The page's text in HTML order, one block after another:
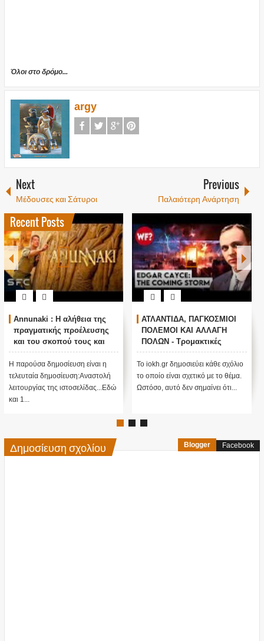
Όλοι στο δρόμο...
argy
Next
Μέδουσες και Σάτυροι
Previous
Παλαιότερη Ανάρτηση
Recent Posts
Annunaki : Η αλήθεια της
πραγματικής προέλευσης
και του σκοπού τους και
αναστολή λειτουργίας μας
....
Η παρούσα δημοσίευση είναι η
τελευταία δημοσίευση:Αναστολή
λειτουργίας της ιστοσελίδας...Εδώ
και 1...
ΑΤΛΑΝΤΙΔΑ, ΠΑΓΚΟΣΜΙΟΙ
ΠΟΛΕΜΟΙ ΚΑΙ ΑΛΛΑΓΗ
ΠΟΛΩΝ - Τρομακτικές
προβλέψεις του Edgar
Cayce (Video)
Το iokh.gr δημοσιεύει κάθε σχόλιο
το οποίο είναι σχετικό με το θέμα.
Ωστόσο, αυτό δεν σημαίνει ότι...
Δημοσίευση σχολίου Blogger Facebook